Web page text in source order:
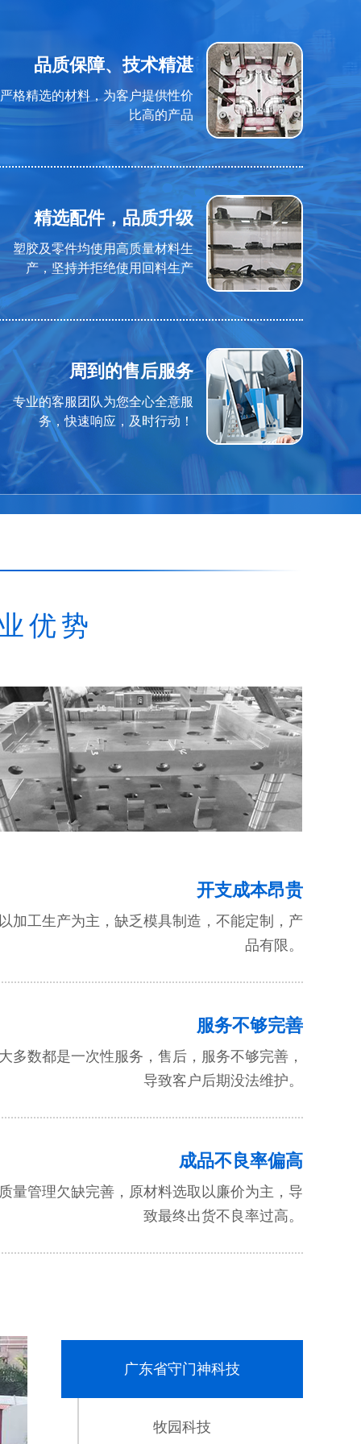
品质保障、技术精湛
严格精选的材料，为客户提供性价
比高的产品
精选配件，品质升级
塑胶及零件均使用高质量材料生
产，坚持并拒绝使用回料生产
周到的售后服务
专业的客服团队为您全心全意服
务，快速响应，及时行动！
优势
开支成本昂贵
加工生产为主，缺乏模具制造，不能定制，产
品有限。
服务不够完善
多数都是一次性服务，售后，服务不够完善，
导致客户后期没法维护。
成品不良率偏高
量管理欠缺完善，原材料选取以廉价为主，导
致最终出货不良率过高。
广东省守门神科技
牧园科技